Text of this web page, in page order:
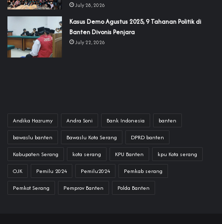
July 28, 2026
‎Kasus Demo Agustus 2025, 9 Tahanan Politik di
Banten Divonis Penjara
July 22, 2026
Andika Hazrumy Andra Soni Bank Indonesia banten
bawaslu banten Bawaslu Kota Serang DPRD banten
Kabupaten Serang kota serang KPU Banten kpu Kota serang
OJK Pemilu 2024 Pemilu2024 Pemkab serang
Pemkot Serang Pemprov Banten Polda Banten